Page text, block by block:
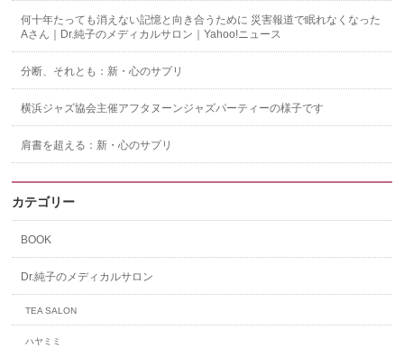
何十年たっても消えない記憶と向き合うために 災害報道で眠れなくなった
Aさん｜Dr.純子のメディカルサロン｜Yahoo!ニュース
分断、それとも：新・心のサプリ
横浜ジャズ協会主催アフタヌーンジャズパーティーの様子です
肩書を超える：新・心のサプリ
カテゴリー
BOOK
Dr.純子のメディカルサロン
TEA SALON
ハヤミミ